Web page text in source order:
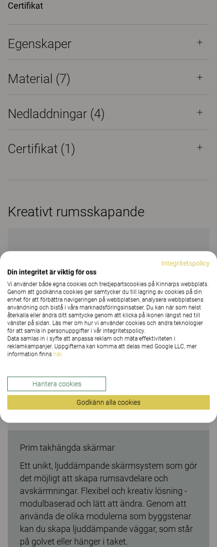
Certifikat
Egenskaper
Material (7)
Nedladdningar (4)
Certifikat (1 )
Kreativt rumsskapande
Prim takhängda skärmar
Ett unikt, ljuddämpande skärmsystem som gör
det möjligt att skapa rumsavdelare och
avskärmningar. Flexibel och kreativ lösning -
modulbaserad och lätt att ändra. Genom att
använda de olika modulerna som byggstenar
kan du skapa ljuddämpande väggar, som står
på golvet eller hänger i taket.
Integritetspolicy
Din integritet är viktig för oss
Vi använder både egna cookies och tredjepartscookies på Kinnarps webbplats.
Genom att godkänna cookies ger samtycker du till lagring av cookies på din
enhet för att förbättra navigeringen på webbplatsen, analysera webbplatsens
användning och bistå i våra marknadsföringsinsatser. Du kan när som helst
återkalla eller ändra ditt samtycke genom att klicka på ikonen längst ned till
vänster på sidan. Läs mer om hur vi använder cookies och andra teknologier
för att samla in personuppgifter i vår integritetspolicy.
Data samlas in i syfte att anpassa reklam och mäta effektiviteten i
reklamkampanjer. Uppgifterna kan komma att delas med Google LLC, mer
information finns här.
Hantera cookies
Godkänn alla cookies